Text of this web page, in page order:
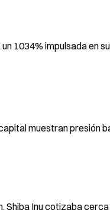
1034% impulsada en
muestran presión
Shiba Inu cotizaba